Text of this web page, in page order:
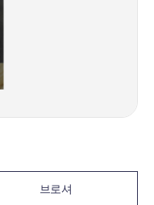
브로셔